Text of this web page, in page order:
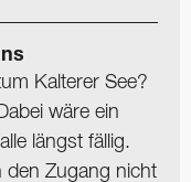
Kalterer See?
wäre ein
längst fällig.
den Zugang nicht